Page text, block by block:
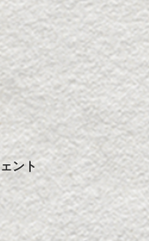
ント